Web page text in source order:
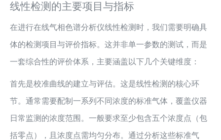
线性检测的主要项目与指标
在进行在线气相色谱分析仪线性检测时，我们需要明确具
体的检测项目与评价指标。这并非单一参数的测试，而是
一套综合性的评价体系，主要涵盖以下几个关键维度：
首先是校准曲线的建立与评估。这是线性检测的核心环
节。通常需要配制一系列不同浓度的标准气体，覆盖仪器
日常监测的浓度范围。一般要求至少包含五个浓度点（包
括零点），且浓度点需均匀分布。通过分析这些标准气